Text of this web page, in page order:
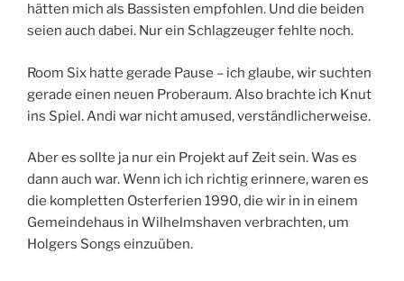
hätten mich als Bassisten empfohlen. Und die beiden
seien auch dabei. Nur ein Schlagzeuger fehlte noch.
Room Six hatte gerade Pause – ich glaube, wir suchten
gerade einen neuen Proberaum. Also brachte ich Knut
ins Spiel. Andi war nicht amused, verständlicherweise.
Aber es sollte ja nur ein Projekt auf Zeit sein. Was es
dann auch war. Wenn ich ich richtig erinnere, waren es
die kompletten Osterferien 1990, die wir in in einem
Gemeindehaus in Wilhelmshaven verbrachten, um
Holgers Songs einzuüben.